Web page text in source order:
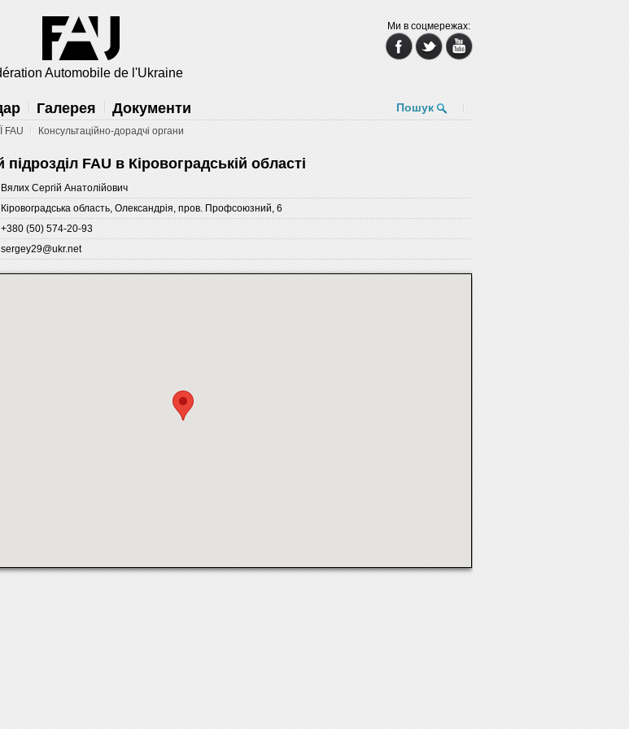
Automobile de l'Ukraine
Ми в соцмережах:
Галерея Документи Пошук
FAU Консультаційно-дорадчі органи
FAU в Кіровоградській області
Вялих Сергій Анатолійович
Кіровоградська область, Олександрія, пров. Профсоюзний, 6
+380 (50) 574-20-93
sergey29@ukr.net